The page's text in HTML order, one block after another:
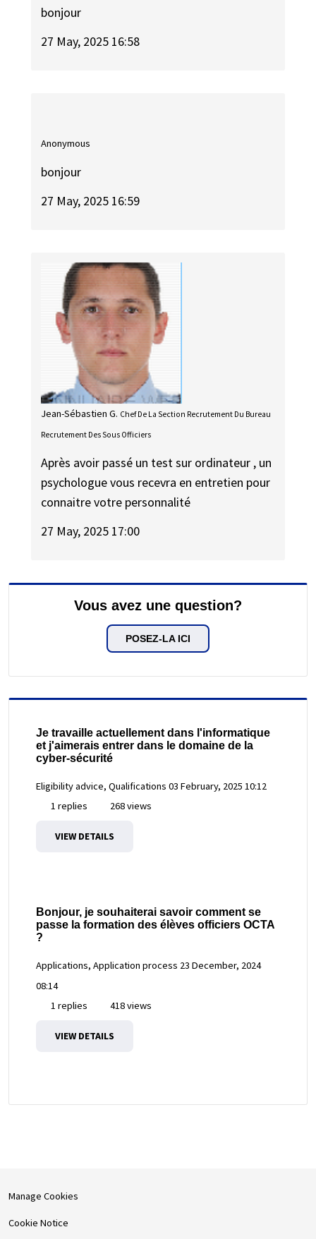
bonjour
27 May, 2025 16:58
Anonymous
bonjour
27 May, 2025 16:59
Jean-Sébastien G. Chef De La Section Recrutement Du Bureau
Recrutement Des Sous Officiers
Après avoir passé un test sur ordinateur , un
psychologue vous recevra en entretien pour
connaitre votre personnalité
27 May, 2025 17:00
Vous avez une question?
POSEZ-LA ICI
Je travaille actuellement dans l'informatique
et j'aimerais entrer dans le domaine de la
cyber-sécurité
Eligibility advice, Qualifications 03 February, 2025 10:12
1 replies
268 views
VIEW DETAILS
Bonjour, je souhaiterai savoir comment se
passe la formation des élèves officiers OCTA
?
Applications, Application process 23 December, 2024
08:14
1 replies
418 views
VIEW DETAILS
Manage Cookies
Cookie Notice